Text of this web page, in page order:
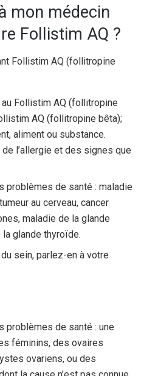
mon médecin
Follistim AQ ?
Follistim AQ (follitropine
Follistim AQ (follitropine
AQ (follitropine bêta);
aliment ou substance.
l’allergie et des signes que
problèmes de santé : maladie
au cerveau, cancer
maladie de la glande
glande thyroïde.
sein, parlez-en à votre
problèmes de santé : une
féminins, des ovaires
ovariens, ou des